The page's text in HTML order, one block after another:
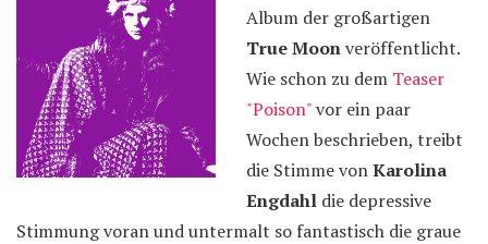
Album der großartigen
True Moonveröffentlicht.
Wie schon zu dem Teaser
"Poison"vor ein paar
Wochen beschrieben, treibt
die Stimme vonKarolina
Engdahl die depressive
Stimmung voran und untermalt so fantastisch die graue